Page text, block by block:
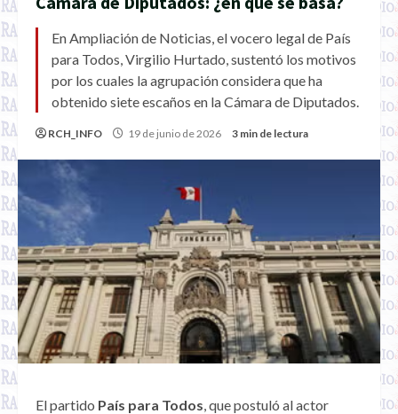
En Ampliación de Noticias, el vocero legal de País
para Todos, Virgilio Hurtado, sustentó los motivos
por los cuales la agrupación considera que ha
obtenido siete escaños en la Cámara de Diputados.
RCH_INFO 19 de junio de 2026 3 min de lectura
El partido País para Todos , que postuló al actor